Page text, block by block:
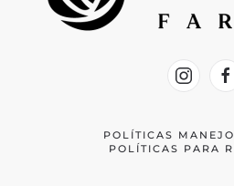
POLÍTICAS
POLÍTICAS PARA